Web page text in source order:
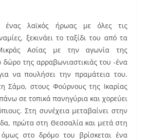
ένας λαϊκός ήρωας με όλες τις
ξεκινάει το ταξίδι του από τα
Ασίας με την αγωνία της
δώρο της αρραβωνιαστικιάς του -ένα
να πουλήσει την πραμάτεια του.
Σάμο, στους Φούρνους της Ικαρίας
σε τοπικά πανηγύρια και χορεύει
Στη συνέχεια μεταβαίνει στην
πρώτα στη Θεσσαλία και μετά στη
στο δρόμο του βρίσκεται ένα